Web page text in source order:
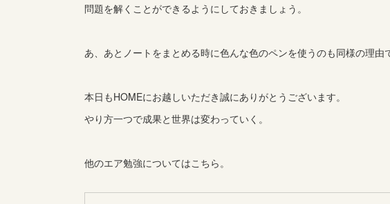
問題を解くことができるようにしておきましょう。
あ、あとノートをまとめる時に色んな色のペンを使うのも同様の理由
本日もHOMEにお越しいただき誠にありがとうございます。
やり方一つで成果と世界は変わっていく。
他のエア勉強についてはこちら。